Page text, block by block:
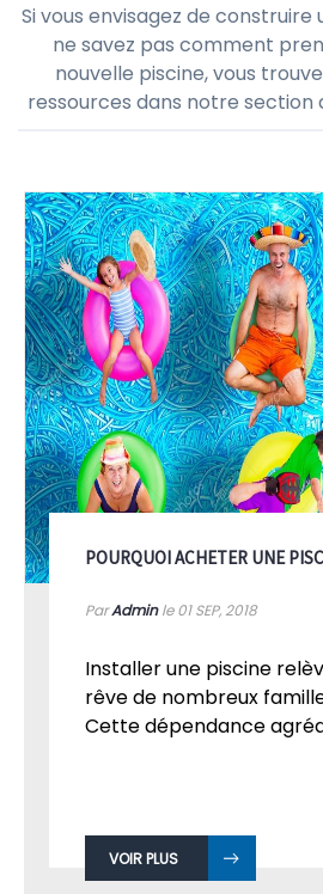
Si vous envisagez de construire
ne savez pas comment
nouvelle piscine, vous
ressources dans notre section
POURQUOI ACHETER UNE
ParAdminle 01SEP, 2018
Installer une piscine
rêve de nombreux
Cette dépendance
VOIR PLUS